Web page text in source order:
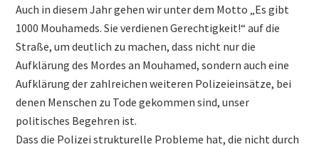
Auch in diesem Jahr gehen wir unter dem Motto „Es gibt
1000 Mouhameds. Sie verdienen Gerechtigkeit!“ auf die
Straße, um deutlich zu machen, dass nicht nur die
Aufklärung des Mordes an Mouhamed, sondern auch eine
Aufklärung der zahlreichen weiteren Polizeieinsätze, bei
denen Menschen zu Tode gekommen sind, unser
politisches Begehren ist.
Dass die Polizei strukturelle Probleme hat, die nicht durch